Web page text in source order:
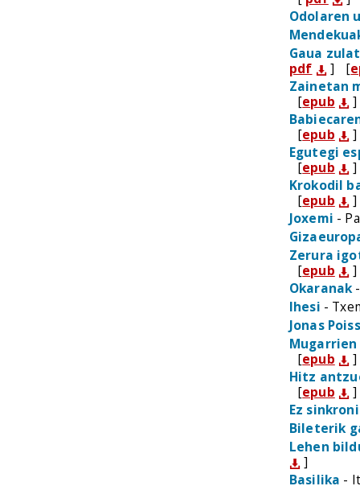
Odolaren
Gaua
pdf
] [
Zainetan
[epub
]
[epub
]
Egutegi
[epub
]
Krokodil
[epub
]
Joxemi -
Zerura
[epub
]
Okaranak-
Ihesi -
Jonas
[epub
]
Hitz
[epub
]
Ez
Bileterik
Lehen
]
Basilika -